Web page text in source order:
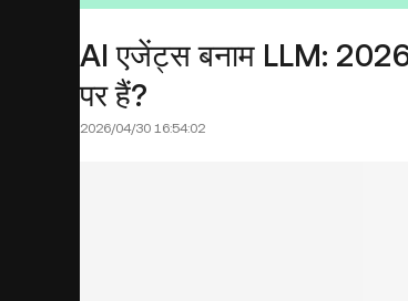
AI एजेंट्स बनाम LLM: 2026
पर हैं?
2026/04/30 16:54:02